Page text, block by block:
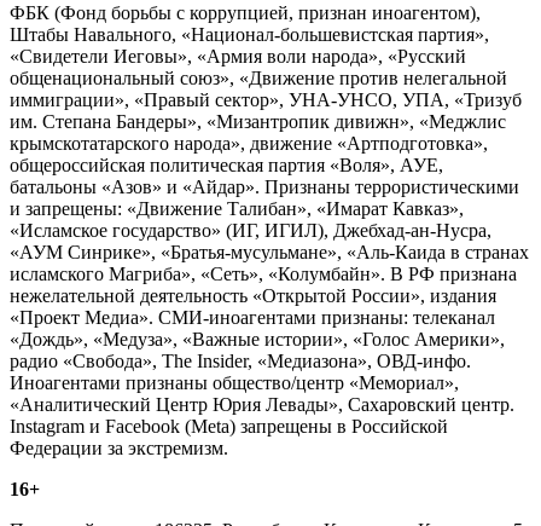
ФБК (Фонд борьбы с коррупцией, признан иноагентом),
Штабы Навального, «Национал-большевистская партия»,
«Свидетели Иеговы», «Армия воли народа», «Русский
общенациональный союз», «Движение против нелегальной
иммиграции», «Правый сектор», УНА-УНСО, УПА, «Тризуб
им. Степана Бандеры», «Мизантропик дивижн», «Меджлис
крымскотатарского народа», движение «Артподготовка»,
общероссийская политическая партия «Воля», АУЕ,
батальоны «Азов» и «Айдар». Признаны террористическими
и запрещены: «Движение Талибан», «Имарат Кавказ»,
«Исламское государство» (ИГ, ИГИЛ), Джебхад-ан-Нусра,
«АУМ Синрике», «Братья-мусульмане», «Аль-Каида в странах
исламского Магриба», «Сеть», «Колумбайн». В РФ признана
нежелательной деятельность «Открытой России», издания
«Проект Медиа». СМИ-иноагентами признаны: телеканал
«Дождь», «Медуза», «Важные истории», «Голос Америки»,
радио «Свобода», The Insider, «Медиазона», ОВД-инфо.
Иноагентами признаны общество/центр «Мемориал»,
«Аналитический Центр Юрия Левады», Сахаровский центр.
Instagram и Facebook (Metа) запрещены в Российской
Федерации за экстремизм.
16+